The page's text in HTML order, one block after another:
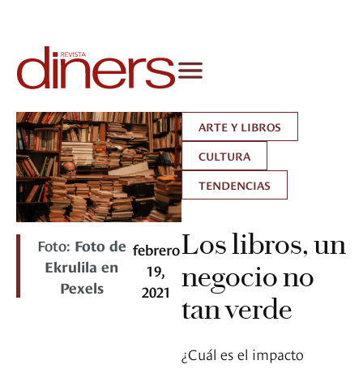
Foto: Foto de
Ekrulila en
Pexels
febrero
19,
2021
ARTE Y LIBROS
CULTURA
TENDENCIAS
Los libros, un
negocio no
tan verde
¿Cuál es el impacto